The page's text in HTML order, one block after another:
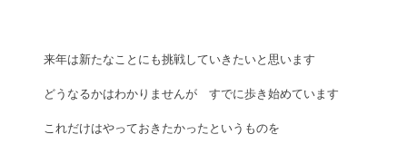
来年は新たなことにも挑戦していきたいと思います
どうなるかはわかりませんが　すでに歩き始めています
これだけはやっておきたかったというものを